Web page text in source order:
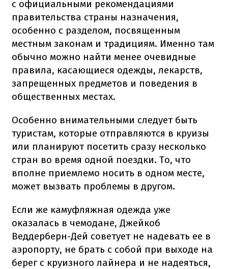
с официальными рекомендациями
правительства страны назначения,
особенно с разделом, посвященным
местным законам и традициям. Именно там
обычно можно найти менее очевидные
правила, касающиеся одежды, лекарств,
запрещенных предметов и поведения в
общественных местах.
Особенно внимательными следует быть
туристам, которые отправляются в круизы
или планируют посетить сразу несколько
стран во время одной поездки. То, что
вполне приемлемо носить в одном месте,
может вызвать проблемы в другом.
Если же камуфляжная одежда уже
оказалась в чемодане, Джейкоб
Веддерберн-Дей советует не надевать ее в
аэропорту, не брать с собой при выходе на
берег с круизного лайнера и не надеяться,